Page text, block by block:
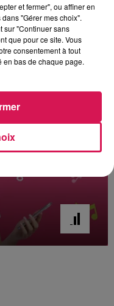
choc de haut de
par Genech, sur
et fermer", ou affiner en
"Gérer mes choix".
sur "Continuer sans
que pour ce site. Vous
consentement à tout
en bas de chaque page.